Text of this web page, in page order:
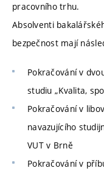
pracovního trhu.
Absolventi
bezpečnost mají
Pokračování v
studiu „Kvalita,
Pokračování v
navazujícího
VUT v Brně
Pokračování v